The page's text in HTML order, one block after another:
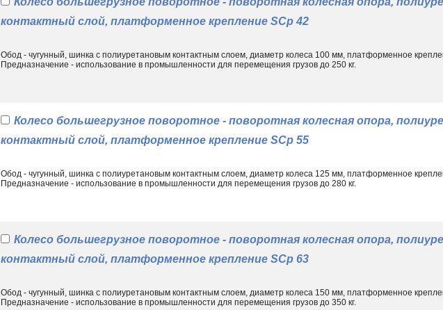
• станках, механизмах машиностроительной и других областей;
•грузовых тележках, подъемных платформах и другом складском оснащении.
Рабочая поверхность может быть бетонной, асфальтированной, деревянной, облицованной
другими материалами. Металлические детали покрываются защитным лакокрасочным
контакта с препятствиями. Полиуретановая шинка устойчива к порезам, неравномерному
контактный слой, платформенное крепление SCp 42
Обод - чугунный, шинка с полиуретановым контактным слоем, диаметр колеса 100 мм, платформенное
Предназначение - использование в промышленности для перемещения грузов до 250 кг.
Колесо большегрузное поворотное - поворотная колесная опора,
контактный слой, платформенное крепление SCp 55
Обод - чугунный, шинка с полиуретановым контактным слоем, диаметр колеса 125 мм, платформенное
Предназначение - использование в промышленности для перемещения грузов до 280 кг.
Колесо большегрузное поворотное - поворотная колесная опора,
контактный слой, платформенное крепление SCp 63
Обод - чугунный, шинка с полиуретановым контактным слоем, диаметр колеса 150 мм, платформенное
Предназначение - использование в промышленности для перемещения грузов до 350 кг.